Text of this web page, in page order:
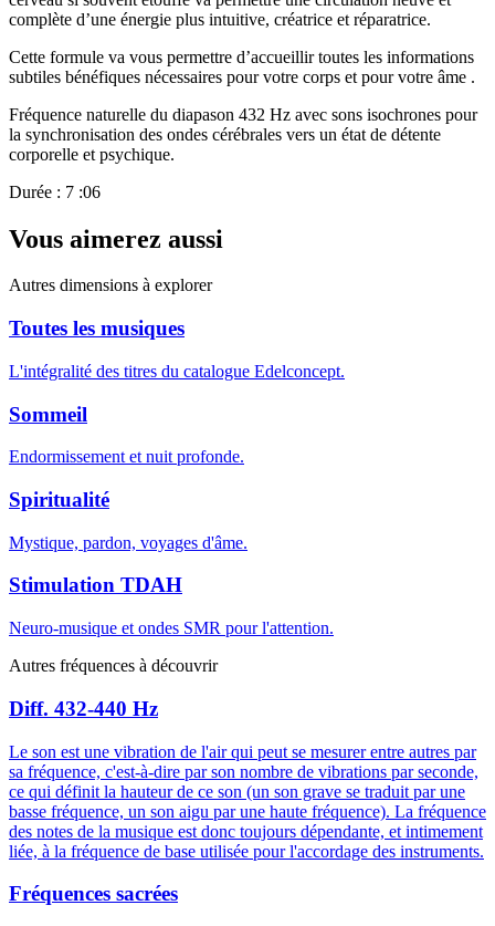
complète d’une énergie plus intuitive, créatrice et réparatrice.
Cette formule va vous permettre d’accueillir toutes les informations
subtiles bénéfiques nécessaires pour votre corps et pour votre âme .
Fréquence naturelle du diapason 432 Hz avec sons isochrones pour
la synchronisation des ondes cérébrales vers un état de détente
corporelle et psychique.
Durée : 7 :06
Vous aimerez aussi
Autres dimensions à explorer
Toutes les musiques
L'intégralité des titres du catalogue Edelconcept.
Sommeil
Endormissement et nuit profonde.
Spiritualité
Mystique, pardon, voyages d'âme.
Stimulation TDAH
Neuro-musique et ondes SMR pour l'attention.
Autres fréquences à découvrir
Diff. 432-440 Hz
Le son est une vibration de l'air qui peut se mesurer entre autres par
sa fréquence, c'est-à-dire par son nombre de vibrations par seconde,
ce qui définit la hauteur de ce son (un son grave se traduit par une
basse fréquence, un son aigu par une haute fréquence). La fréquence
des notes de la musique est donc toujours dépendante, et intimement
liée, à la fréquence de base utilisée pour l'accordage des instruments.
Fréquences sacrées